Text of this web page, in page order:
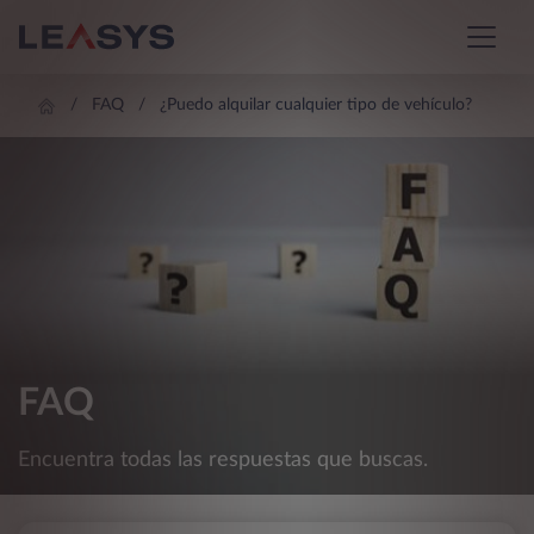
FAQ ¿Puedo alquilar cualquier tipo de vehículo?
FAQ
Encuentra todas las respuestas que buscas.